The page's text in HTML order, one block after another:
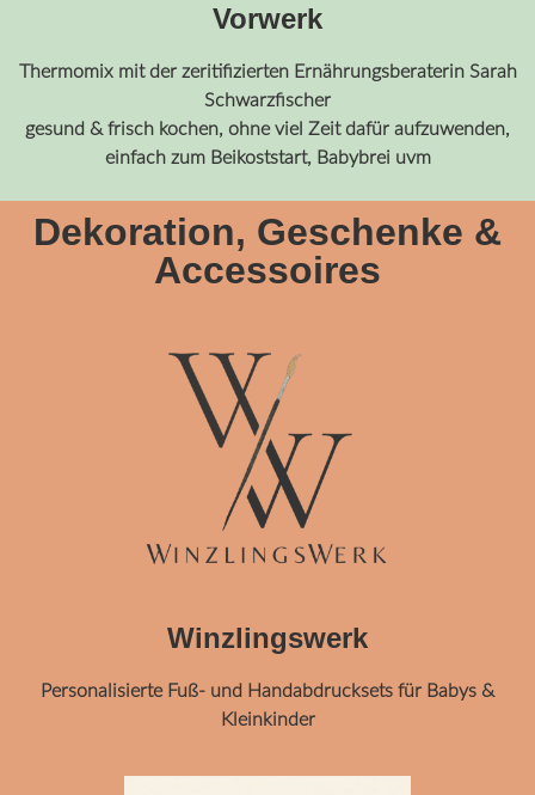
Vorwerk
Thermomix mit der zeritifizierten Ernährungsberaterin Sarah
Schwarzfischer
gesund & frisch kochen, ohne viel Zeit dafür aufzuwenden,
einfach zum Beikoststart, Babybrei uvm
Dekoration, Geschenke &
Accessoires
Winzlingswerk
Personalisierte Fuß- und Handabdrucksets für Babys &
Kleinkinder